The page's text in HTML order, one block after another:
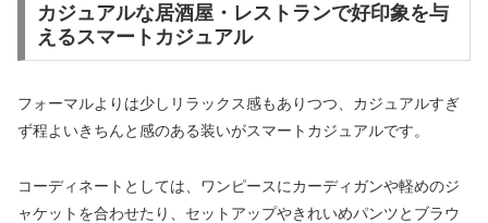
カジュアルな居酒屋・レストランで好印象を与
えるスマートカジュアル
フォーマルよりは少しリラックス感もありつつ、カジュアルすぎ
ず程よいきちんと感のある装いがスマートカジュアルです。
コーディネートとしては、ワンピースにカーディガンや軽めのジ
ャケットを合わせたり、セットアップやきれいめパンツとブラウ